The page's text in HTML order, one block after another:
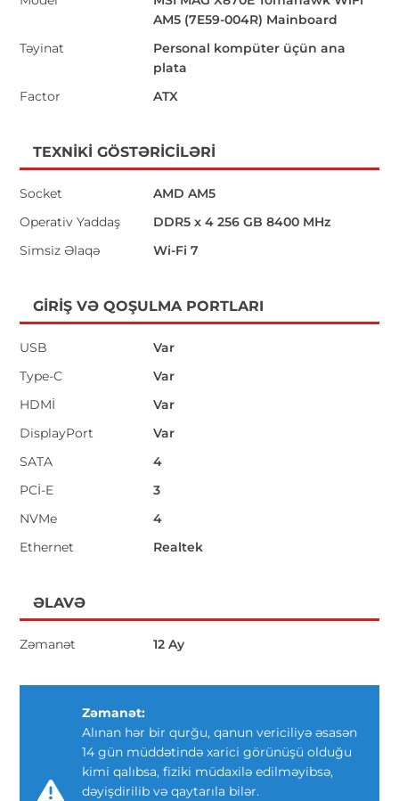
AM5 (7E59-004R) Mainboard
Təyinat
Personal kompüter üçün ana
plata
Factor
ATX
TEXNIKI GÖSTƏRICILƏRI
Socket
AMD AM5
Operativ Yaddaş
DDR5 x 4 256 GB 8400 MHz
Simsiz Əlaqə
Wi-Fi 7
GIRIŞ VƏ QOŞULMA PORTLARI
USB
Var
Type-C
Var
HDMİ
Var
DisplayPort
Var
SATA
4
PCİ-E
3
NVMe
4
Ethernet
Realtek
ƏLAVƏ
Zəmanət 12 Ay
Zəmanət:
Alınan hər bir qurğu, qanun vericiliyə əsasən
14 gün müddətində xarici görünüşü olduğu
kimi qalıbsa, fiziki müdaxilə edilməyibsə,
dəyişdirilib və qaytarıla bilər.